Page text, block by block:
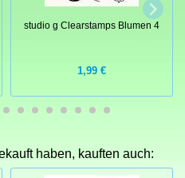
studio g Clearstamps Blumen 4
1,99 €
haben, kauften auch: